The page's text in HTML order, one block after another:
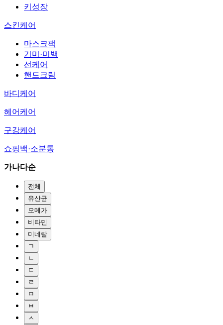
키성장
스킨케어
마스크팩
기미·미백
선케어
핸드크림
바디케어
헤어케어
구강케어
쇼핑백·소분통
가나다순
전체
유산균
오메가
비타민
미네랄
ㄱ
ㄴ
ㄷ
ㄹ
ㅁ
ㅂ
ㅅ